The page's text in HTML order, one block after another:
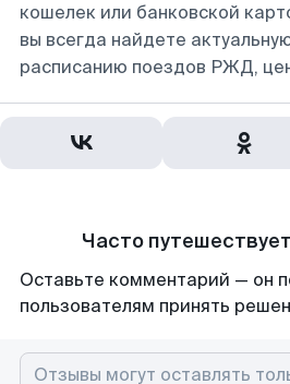
кошелек или банковской
вы всегда найдете
расписанию поездов РЖД,
Часто
Оставьте комментарий — он
пользователям принять